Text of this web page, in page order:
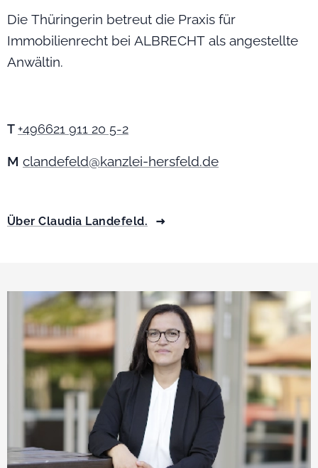
Die Thüringerin betreut die Praxis für
Immobilienrecht bei ALBRECHT als angestellte
Anwältin.
T +496621 911 20 5-2
M clandefeld@kanzlei-hersfeld.de
Über Claudia Landefeld.